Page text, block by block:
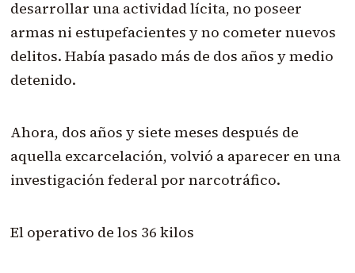
desarrollar una actividad lícita, no poseer
armas ni estupefacientes y no cometer nuevos
delitos. Había pasado más de dos años y medio
detenido.
Ahora, dos años y siete meses después de
aquella excarcelación, volvió a aparecer en una
investigación federal por narcotráfico.
El operativo de los 36 kilos